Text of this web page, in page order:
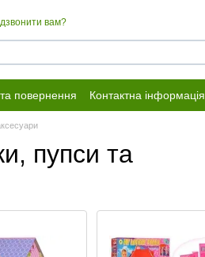
вам?
повернення Контактна інформація
пупси та